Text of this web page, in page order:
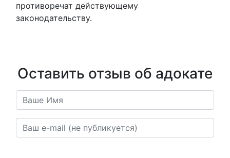
противоречат действующему
законодательству.
Оставить отзыв об адокате